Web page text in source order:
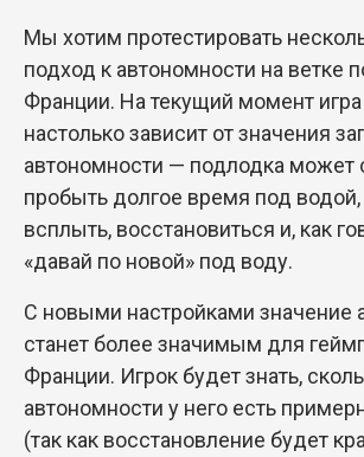
Мы хотим протестировать
подход к автономности на ветке
Франции. На текущий момент
настолько зависит от значения
автономности — подлодка может
пробыть долгое время под водой,
всплыть, восстановиться и, как
«давай по новой» под воду.
С новыми настройками значение
станет более значимым для
Франции. Игрок будет знать,
автономности у него есть
(так как восстановление будет